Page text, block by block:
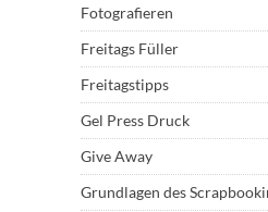
Fotografieren
Freitags Füller
Freitagstipps
Gel Press Druck
Give Away
Grundlagen des